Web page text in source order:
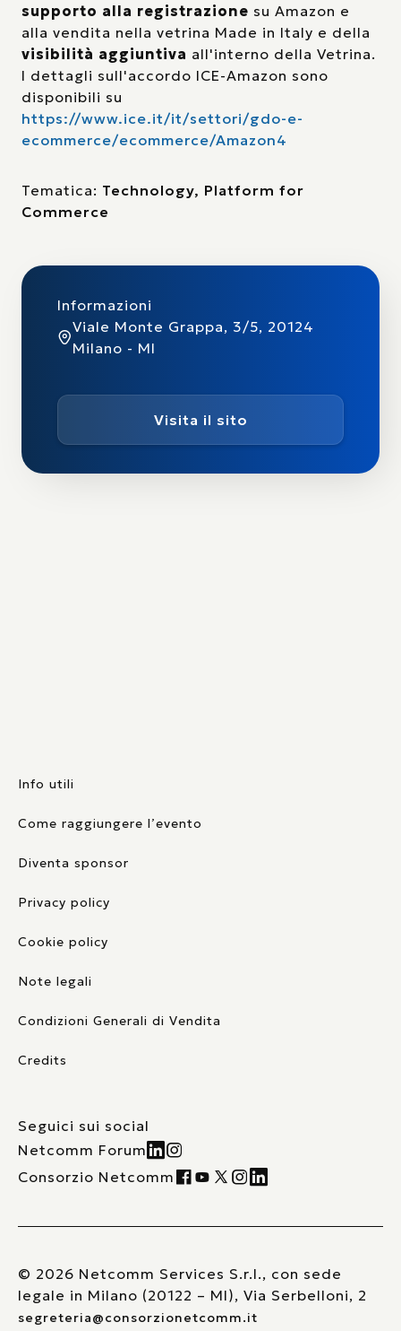
supporto alla registrazione su Amazon e
alla vendita nella vetrina Made in Italy e della
visibilità aggiuntiva all'interno della Vetrina.
I dettagli sull'accordo ICE-Amazon sono
disponibili su
https://www.ice.it/it/settori/gdo-e-
ecommerce/ecommerce/Amazon4
Tematica: Technology, Platform for
Commerce
Informazioni
Viale Monte Grappa, 3/5, 20124
Milano - MI
Visita il sito
Info utili
Come raggiungere l’evento
Diventa sponsor
Privacy policy
Cookie policy
Note legali
Condizioni Generali di Vendita
Credits
Seguici sui social
Netcomm Forum
Consorzio Netcomm
© 2026 Netcomm Services S.r.l., con sede
legale in Milano (20122 – MI), Via Serbelloni, 2
segreteria@consorzionetcomm.it